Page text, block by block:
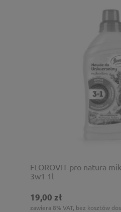
FLOROVIT pro natura
3w1 1l
19,00 zł
zawiera 8% VAT, bez kosztów